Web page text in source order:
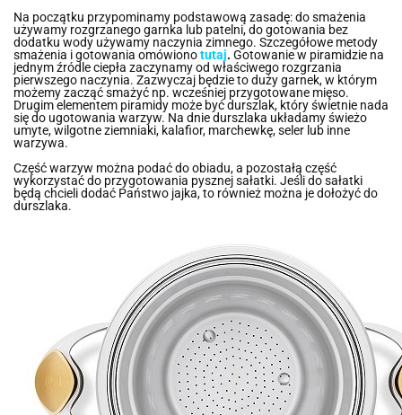
Na początku przypominamy podstawową zasadę: do smażenia
używamy rozgrzanego garnka lub patelni, do gotowania bez
dodatku wody używamy naczynia zimnego. Szczegółowe metody
smażenia i gotowania omówionotutaj. Gotowanie w piramidzie na
jednym źródle ciepła zaczynamy od właściwego rozgrzania
pierwszego naczynia. Zazwyczaj będzie to duży garnek, w którym
możemy zacząć smażyć np. wcześniej przygotowane mięso.
Drugim elementem piramidy może być durszlak, który świetnie nada
się do ugotowania warzyw. Na dnie durszlaka układamy świeżo
umyte, wilgotne ziemniaki, kalafior, marchewkę, seler lub inne
warzywa.
Część warzyw można podać do obiadu, a pozostałą część
wykorzystać do przygotowania pysznej sałatki. Jeśli do sałatki
będą chcieli dodać Państwo jajka, to również można je dołożyć do
durszlaka.